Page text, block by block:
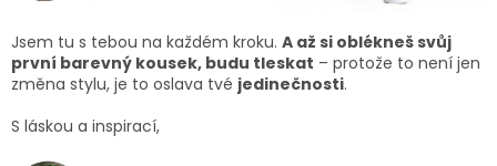
Jsem tu s tebou na každém kroku. A až si oblékneš svůj
první barevný kousek, budu tleskat – protože to není jen
změna stylu, je to oslava tvé jedinečnosti.
S láskou a inspirací,